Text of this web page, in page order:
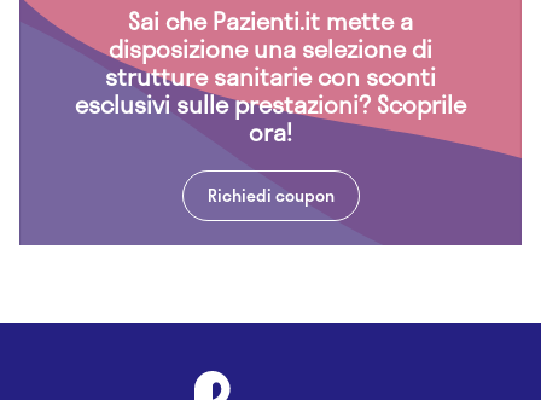
Sai che Pazienti.it mette a
disposizione una selezione di
strutture sanitarie con sconti
esclusivi sulle prestazioni? Scoprile
ora!
Richiedi coupon